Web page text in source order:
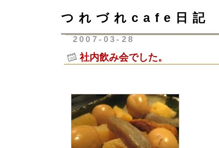
つれづれcafe日記
2007-03-28
社内飲み会でした。